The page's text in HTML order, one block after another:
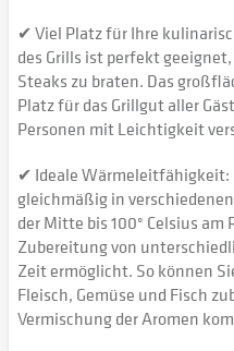
✔ Viel Platz für Ihre
des Grills ist perfekt
Steaks zu braten. Das
Platz für das Grillgut aller
Personen mit Leichtigkeit
✔ Ideale Wärmeleitfähigkeit:
gleichmäßig in
der Mitte bis 100° Celsius
Zubereitung von
Zeit ermöglicht. So können
Fleisch, Gemüse und Fisch
Vermischung der Aromen